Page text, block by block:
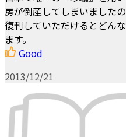
房が倒産してしまいました
復刊していただけるとどん
ます。
Good
2013/12/21